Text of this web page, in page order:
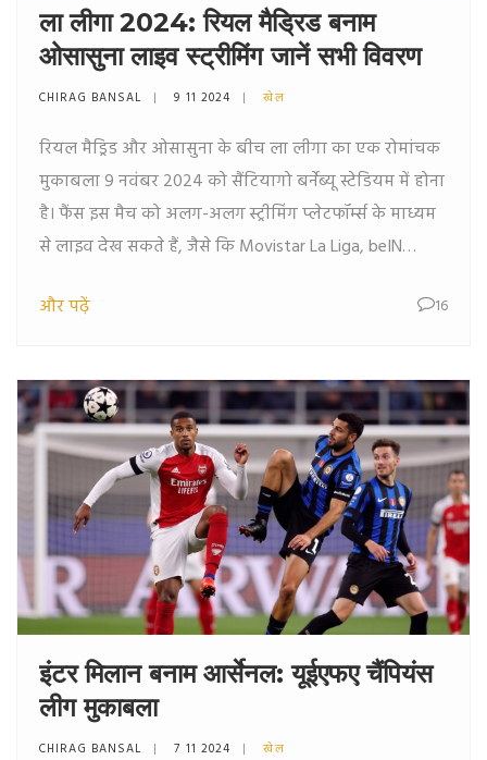
ला लीगा 2024: रियल मैड्रिड बनाम
ओसासुना लाइव स्ट्रीमिंग जानें सभी विवरण
CHIRAG BANSAL 9 11 2024 खेल
रियल मैड्रिड और ओसासुना के बीच ला लीगा का एक रोमांचक
मुकाबला 9 नवंबर 2024 को सैंटियागो बर्नेब्यू स्टेडियम में होना
है। फैंस इस मैच को अलग-अलग स्ट्रीमिंग प्लेटफॉर्म्स के माध्यम
से लाइव देख सकते हैं, जैसे कि Movistar La Liga, beIN
देखी जा सकती हैं और मैच के दौरान दर्शकों की सहभागिता कैसे
और पढ़ें 16
इंटर मिलान बनाम आर्सेनल: यूईएफए चैंपियंस
लीग मुकाबला
CHIRAG BANSAL 7 11 2024 खेल